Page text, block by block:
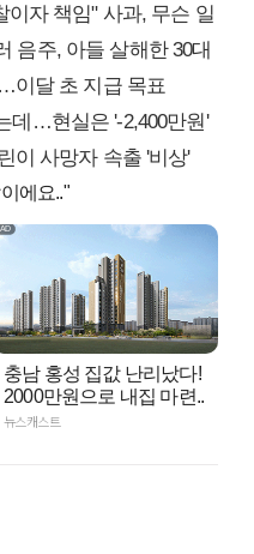
이자 책임" 사과, 무슨 일
음주, 아들 살해한 30대
이달 초 지급 목표
데…현실은 '-2,400만원'
이 사망자 속출 '비상'
에요.."
충남 홍성 집값 난리났다!
2000만원으로 내집 마련..
뉴스캐스트